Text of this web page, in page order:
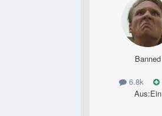
Banned
6.8k
Aus:Ein